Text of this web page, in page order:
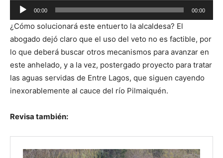
Reproductor
de
audio
00:00 00:00
¿Cómo solucionará este entuerto la alcaldesa? El
abogado dejó claro que el uso del veto no es factible, por
lo que deberá buscar otros mecanismos para avanzar en
este anhelado, y a la vez, postergado proyecto para tratar
las aguas servidas de Entre Lagos, que siguen cayendo
inexorablemente al cauce del río Pilmaiquén.
Revisa también: